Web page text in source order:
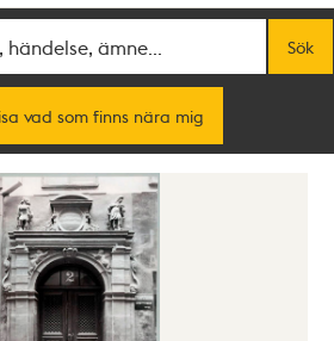
Sök
vad som finns nära mig